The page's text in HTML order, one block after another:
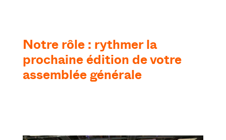
Notre rôle : rythmer la
prochaine édition de votre
assemblée générale